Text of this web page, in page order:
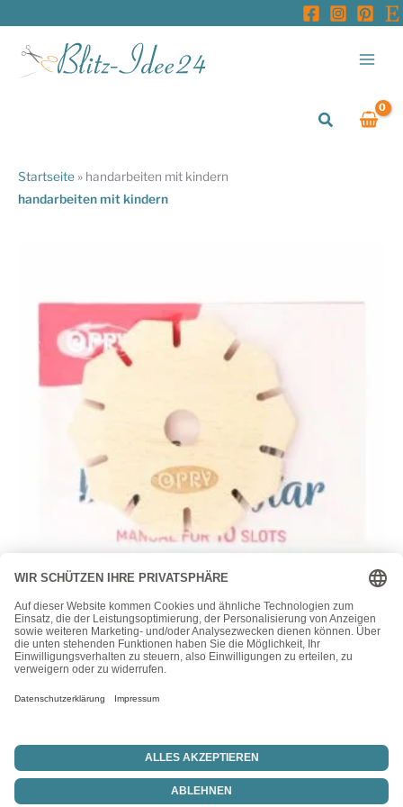
springen
Suchen
Startseite » handarbeiten mit kindern
handarbeiten mit kindern
Bastelbedarf
Opry Knüpfstern – Holz – 10 Schlitze
6,50€
Vertrag widerrufen